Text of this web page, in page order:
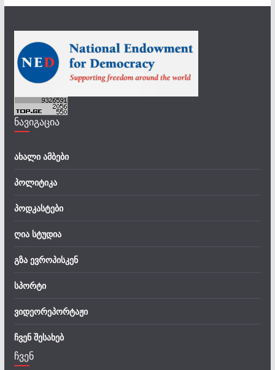
ნავიგაცია
ახალი ამბები
პოლიტიკა
პოდკასტები
ღია სტუდია
გზა ევროპისკენ
სპორტი
ვიდეორეპორტაჟი
ჩვენ შესახებ
ჩვენ